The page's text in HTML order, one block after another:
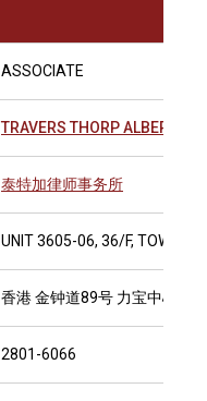
ASSOCIATE
TRAVERS THORP ALBERGA
泰特加律师事务所
UNIT 3605-06, 36/F, TOWER
香港 金钟道89号 力宝中心2
2801-6066